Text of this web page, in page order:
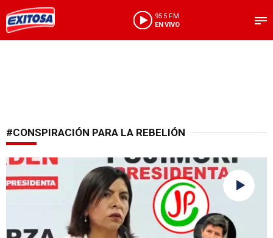
95.5 FM
EN VIVO
#CONSPIRACIÓN PARA LA REBELIÓN
Responde a señalamientos